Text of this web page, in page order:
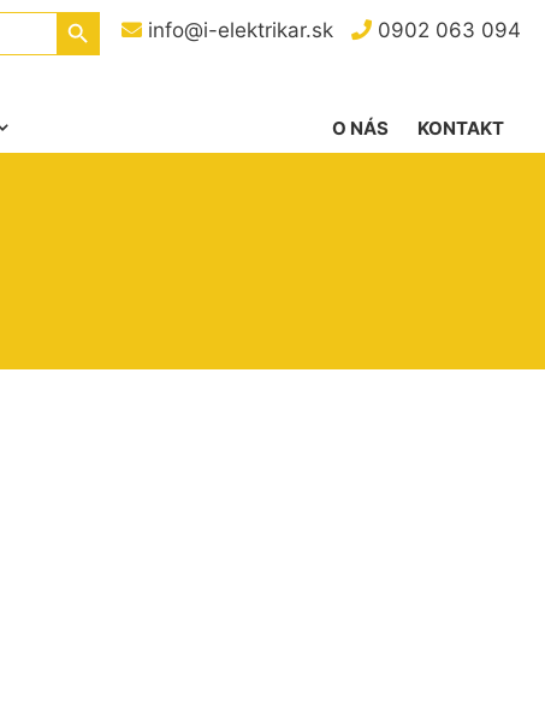
info@i-elektrikar.sk 0902 063 094
Search Button
KONTAKT
O NÁS